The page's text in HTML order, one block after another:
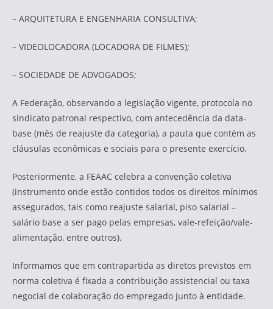
– ARQUITETURA E ENGENHARIA CONSULTIVA;
– VIDEOLOCADORA (LOCADORA DE FILMES);
– SOCIEDADE DE ADVOGADOS;
A Federação, observando a legislação vigente, protocola no
sindicato patronal respectivo, com antecedência da data-
base (mês de reajuste da categoria), a pauta que contém as
cláusulas econômicas e sociais para o presente exercício.
Posteriormente, a FEAAC celebra a convenção coletiva
(instrumento onde estão contidos todos os direitos mínimos
assegurados, tais como reajuste salarial, piso salarial –
salário base a ser pago pelas empresas, vale-refeição/vale-
alimentação, entre outros).
Informamos que em contrapartida as diretos previstos em
norma coletiva é fixada a contribuição assistencial ou taxa
negocial de colaboração do empregado junto à entidade.